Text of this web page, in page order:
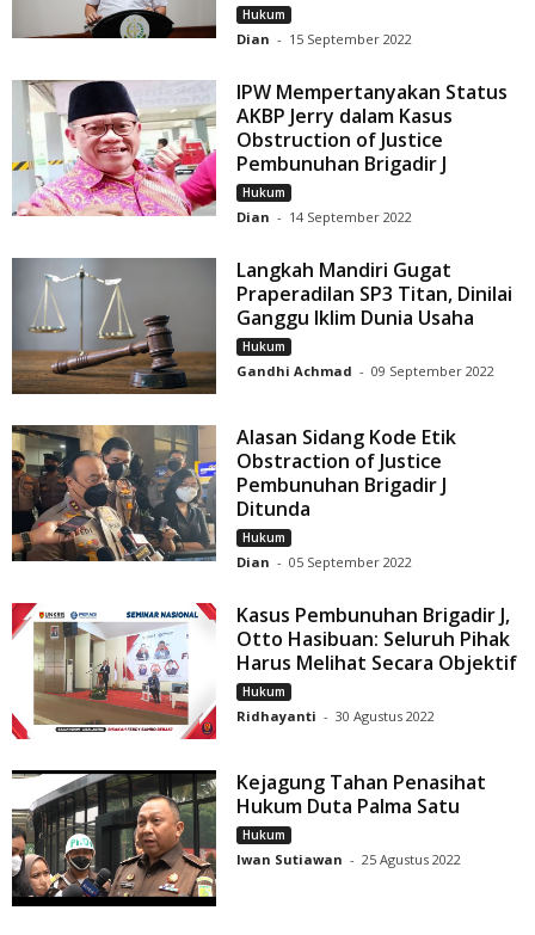
Hukum
Dian - 15 September 2022
IPW Mempertanyakan Status
AKBP Jerry dalam Kasus
Obstruction of Justice
Pembunuhan Brigadir J
Hukum
Dian - 14 September 2022
Langkah Mandiri Gugat
Praperadilan SP3 Titan, Dinilai
Ganggu Iklim Dunia Usaha
Hukum
Gandhi Achmad - 09 September 2022
Alasan Sidang Kode Etik
Obstraction of Justice
Pembunuhan Brigadir J
Ditunda
Hukum
Dian - 05 September 2022
Kasus Pembunuhan Brigadir J,
Otto Hasibuan: Seluruh Pihak
Harus Melihat Secara Objektif
Hukum
Ridhayanti - 30 Agustus 2022
Kejagung Tahan Penasihat
Hukum Duta Palma Satu
Hukum
Iwan Sutiawan - 25 Agustus 2022